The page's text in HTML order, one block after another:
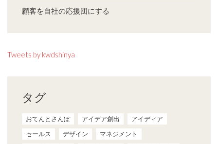
顧客を自社の応援団にする
Tweets by kwdshinya
タグ
おてんとさんぽ アイデア創出
アイディア
セールス
デザイン
マネジメント